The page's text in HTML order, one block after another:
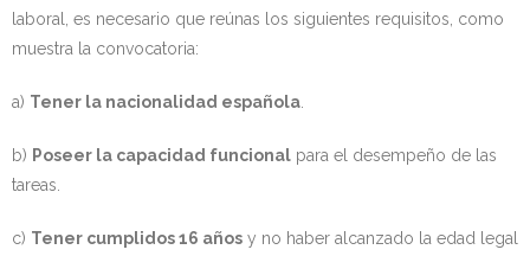
laboral, es necesario que reúnas los siguientes requisitos, como
muestra la convocatoria:
a) Tener la nacionalidad española
b) Poseer la capacidad funcional para el desempeño de las
tareas.
c) Tener cumplidos 16 años y no haber alcanzado la edad legal